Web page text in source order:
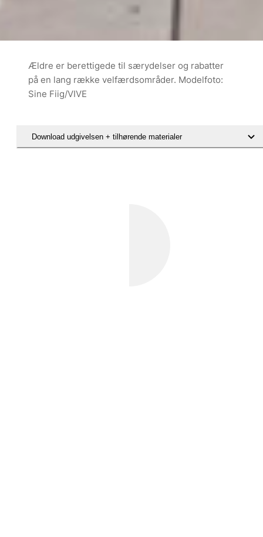
Ældre er berettigede til særydelser og rabatter
på en lang række velfærdsområder. Modelfoto:
Sine Fiig/VIVE
Download udgivelsen + tilhørende materialer
Hent notatet Rabat- og tilskudsordninger til pensionister på udvalgte